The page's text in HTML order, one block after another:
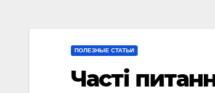
ПОЛЕЗНЫЕ СТАТЬИ
Часті